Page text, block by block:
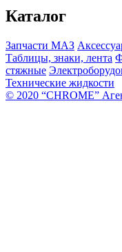
Каталог
Запчасти МАЗ
Таблицы, знаки, лента
стяжные
Технические жидкости
© 2020 “CHROME”